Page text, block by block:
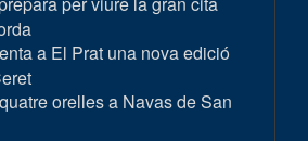
a El Prat una nova edició
orelles a Navas de San